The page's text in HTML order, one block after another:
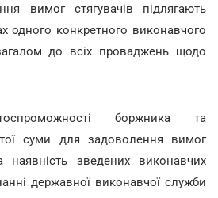
вимог стягувачів підлягають
одного конкретного виконавчого
до всіх проваджень щодо
боржника та
суми для задоволення вимог
наявність зведених виконавчих
державної виконавчої служби